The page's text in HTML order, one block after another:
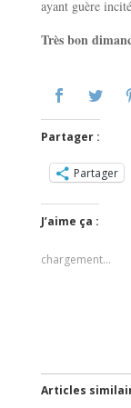
ayant guère
Très bon
Partager :
Partager
J’aime ça :
chargement…
Articles